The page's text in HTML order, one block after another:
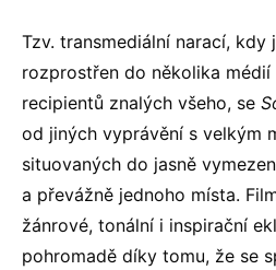
Tzv. transmediální narací, kdy
rozprostřen do několika
recipientů znalých všeho, se
od jiných vyprávění s velkým
situovaných do jasně
a převážně jednoho místa.
žánrové, tonální i inspirační
pohromadě díky tomu, že se